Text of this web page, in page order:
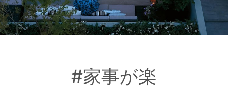
#家事が楽